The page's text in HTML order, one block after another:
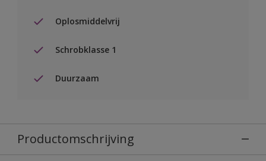
Oplosmiddelvrij
Schrobklasse 1
Duurzaam
Productomschrijving